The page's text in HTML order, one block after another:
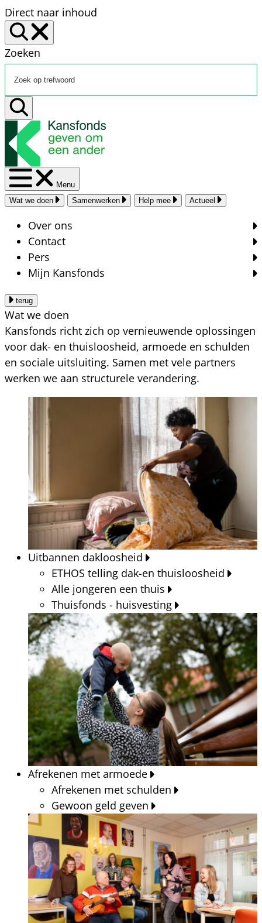
Direct naar inhoud
Zoeken
Menu
Wat we doen
Samenwerken Help mee Actueel
Over ons
Contact
Pers
Mijn Kansfonds
terug
Wat we doen
Kansfonds richt zich op vernieuwende oplossingen
voor dak- en thuisloosheid, armoede en schulden
en sociale uitsluiting. Samen met vele partners
werken we aan structurele verandering.
Uitbannen dakloosheid
ETHOS telling dak-en thuisloosheid
Alle jongeren een thuis
Thuisfonds - huisvesting
Afrekenen met armoede
Afrekenen met schulden
Gewoon geld geven